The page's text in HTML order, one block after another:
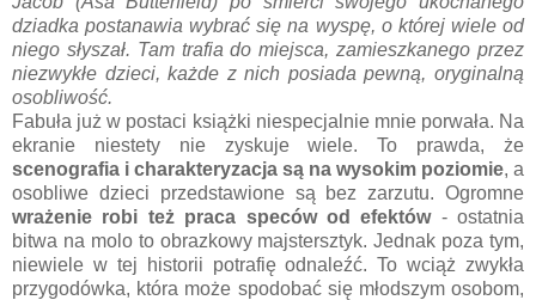
dziadka postanawia wybrać się na wyspę, o której wiele od
niego słyszał. Tam trafia do miejsca, zamieszkanego przez
niezwykłe dzieci, każde z nich posiada pewną, oryginalną
osobliwość.
Fabuła już w postaci książki niespecjalnie mnie porwała. Na
ekranie niestety nie zyskuje wiele. To prawda, że
scenografia i charakteryzacja są na wysokim poziomie, a
osobliwe dzieci przedstawione są bez zarzutu. Ogromne
wrażenie robi też praca speców od efektów- ostatnia
bitwa na molo to obrazkowy majstersztyk. Jednak poza tym,
niewiele w tej historii potrafię odnaleźć. To wciąż zwykła
przygodówka, która może spodobać się młodszym osobom,